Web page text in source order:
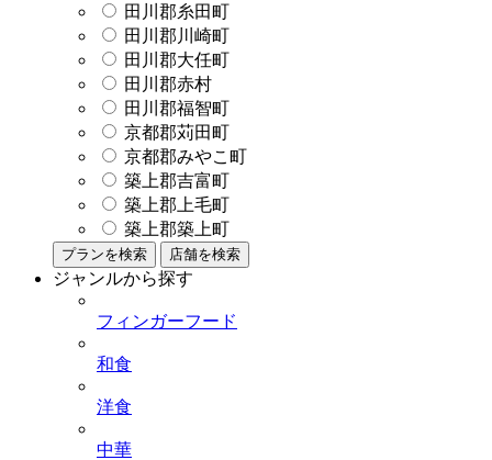
田川郡糸田町
田川郡川崎町
田川郡大任町
田川郡赤村
田川郡福智町
京都郡苅田町
京都郡みやこ町
築上郡吉富町
築上郡上毛町
築上郡築上町
プランを検索 店舗を検索
ジャンルから探す
フィンガーフード
和食
洋食
中華